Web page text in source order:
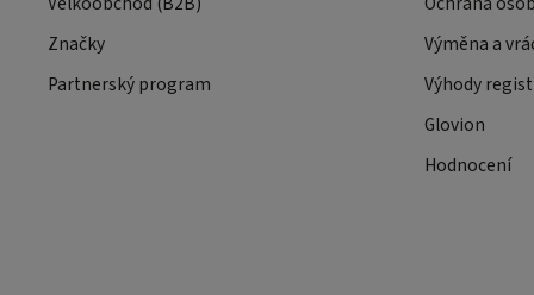
Značky
Partnerský program
Výměna a
Výhody
Glovion
Hodnocení